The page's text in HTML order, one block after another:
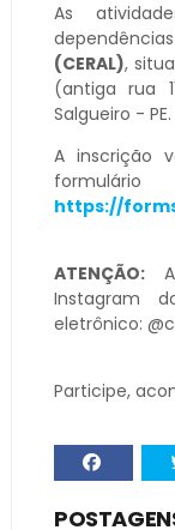
As
(CERAL),
(antiga rua
Salgueiro - PE.
A inscrição
https://
ATENÇÃO:A
Instagram
eletrônico:
Participe,